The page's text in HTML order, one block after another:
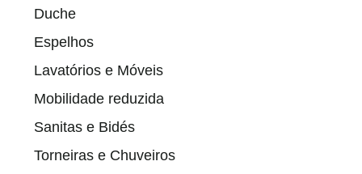
Duche
Espelhos
Lavatórios e Móveis
Mobilidade reduzida
Sanitas e Bidés
Torneiras e Chuveiros